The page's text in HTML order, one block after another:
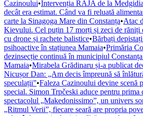
Cazinoului•Intervenția RAJA de la
decât era estimat. Când va fi reluată
carte la Sinagoga Mare din Constanța•Atac
Kievului. Cel puțin 17 morți și zeci de răniți
cu drone și rachete balistice•Bărbați
psihoactive în stațiunea Mamaia•Primăria
dezinsecție continuă în municipiul
Mamaia•Mirabela Grădinaru și-a publicat
Nicușor Dan: „Am decis împreună să
speculații”•Faleza Cazinoului devine scenă
special. Simon Trpčeski aduce pentru prima
spectacolul „Makedonissimo”, un univers
„Ritmul Verii”, fiecare seară are propria